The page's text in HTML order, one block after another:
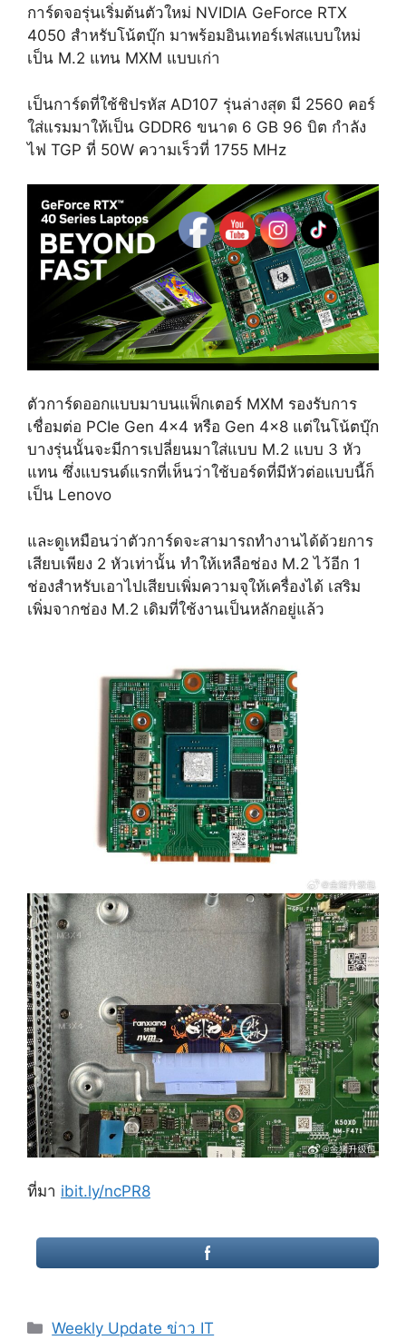
การ์ดจอรุ่นเริ่มต้นตัวใหม่ NVIDIA GeForce RTX
4050 สำหรับโน้ตบุ๊ก มาพร้อมอินเทอร์เฟสแบบใหม่
เป็น M.2 แทน MXM แบบเก่า
เป็นการ์ดที่ใช้ชิปรหัส AD107 รุ่นล่างสุด มี 2560 คอร์
ใส่แรมมาให้เป็น GDDR6 ขนาด 6 GB 96 บิต กำลัง
ไฟ TGP ที่ 50W ความเร็วที่ 1755 MHz
ตัวการ์ดออกแบบมาบนแฟ็กเตอร์ MXM รองรับการ
เชื่อมต่อ PCIe Gen 4×4 หรือ Gen 4×8 แต่ในโน้ตบุ๊ก
บางรุ่นนั้นจะมีการเปลี่ยนมาใส่แบบ M.2 แบบ 3 หัว
แทน ซึ่งแบรนด์แรกที่เห็นว่าใช้บอร์ดที่มีหัวต่อแบบนี้ก็
เป็น Lenovo
และดูเหมือนว่าตัวการ์ดจะสามารถทำงานได้ด้วยการ
เสียบเพียง 2 หัวเท่านั้น ทำให้เหลือช่อง M.2 ไว้อีก 1
ช่องสำหรับเอาไปเสียบเพิ่มความจุให้เครื่องได้ เสริม
เพิ่มจากช่อง M.2 เดิมที่ใช้งานเป็นหลักอยู่แล้ว
ที่มา ibit.ly/ncPR8
Categories
Weekly Update ข่าว IT